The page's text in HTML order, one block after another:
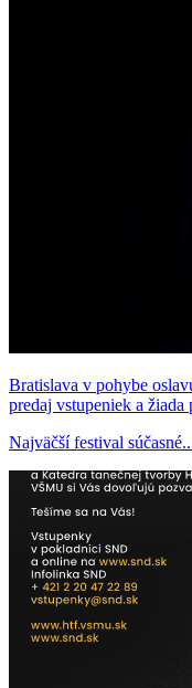
Bratislava v pohybe
predaj vstupeniek a
Najväčší festival